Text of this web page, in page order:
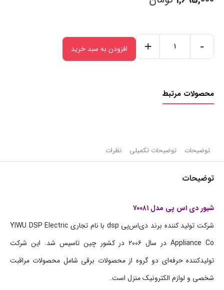
زنانه
مدل
۷۰۰۸۱
عدد
-
+ افزودن به سبد خرید
محصولات مرتبط
توضیحات توضیحات تکمیلی نظرات
توضیحات
شیور دی اس پی مدل ۷۰۰۸۱
شرکت تولید کننده برند دی‌اس‌پی dsp با نام تجاری YIWU DSP Electric
Appliance Co در سال ۲۰۰۶ در کشور چین تاسیس شد. این شرکت
تولیدکننده حرفه‌ای دو گروه از محصولات برقی شامل محصولات مراقبت
شخصی و لوازم الکترونیک منزل است.